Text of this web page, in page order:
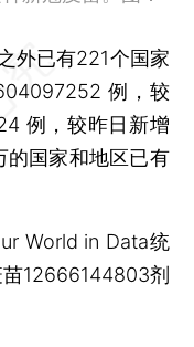
外已有221个国家
例，较
例，较昨日新增
的国家和地区已有
World in Data统
12666144803剂